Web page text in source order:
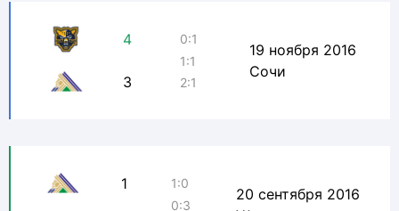
4
3
0:1
1:1
2:1
19 ноября 2016
Сочи
1
1:0
0:3
20 сентября 2016